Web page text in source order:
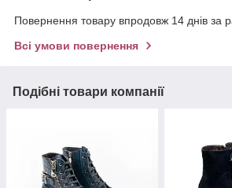
Повернення товару впродовж 14 днів за
Всі умови повернення
Подібні товари компанії